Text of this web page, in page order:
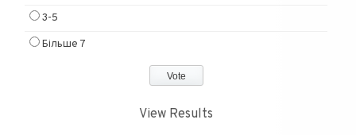
3-5
Більше 7
View Results